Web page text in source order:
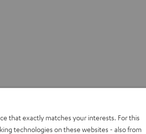
that exactly matches your interests. For this
technologies on these websites - also from